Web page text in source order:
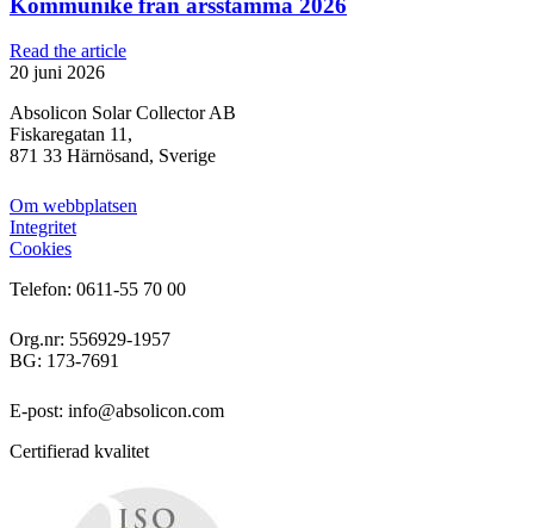
Kommuniké från årsstämma 2026
Read the article
20 juni 2026
Absolicon Solar Collector AB
Fiskaregatan 11,
871 33 Härnösand, Sverige
Om webbplatsen
Integritet
Cookies
Telefon: 0611-55 70 00
Org.nr: 556929-1957
BG: 173-7691
E-post: info@absolicon.com
Certifierad kvalitet